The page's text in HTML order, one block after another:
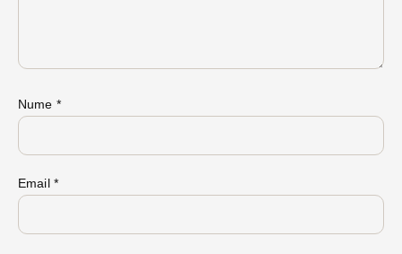
Nume *
Email *